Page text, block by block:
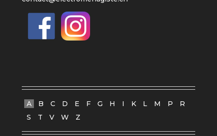
A B C D E F G H I K L M P
R
S
T V W Z